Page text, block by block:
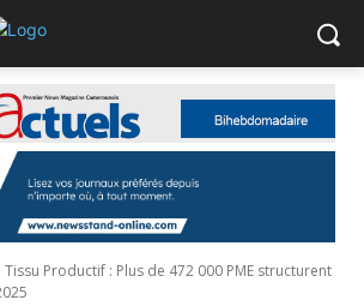
Tissu Productif : Plus de 472 000 PME structurent